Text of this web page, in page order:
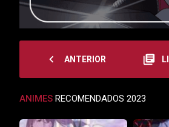
navigate_before ANTERIOR library_books
ANIMES RECOMENDADOS 2023